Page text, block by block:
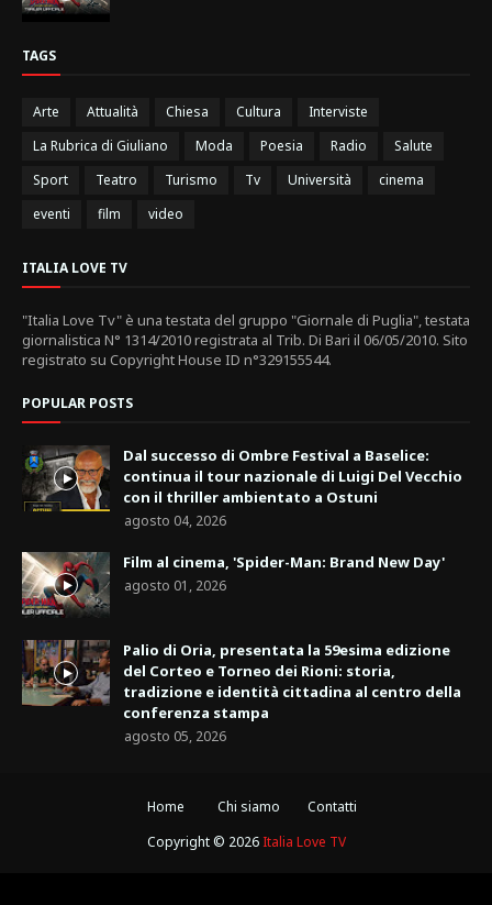
TAGS
Arte Attualità Chiesa Cultura
Interviste
La Rubrica di Giuliano
Moda Poesia Radio
Salute
Sport
Teatro Turismo Tv Università
cinema
eventi
film video
ITALIA LOVE TV
"Italia Love Tv" è una testata del gruppo "Giornale di Puglia", testata
giornalistica N° 1314/2010 registrata al Trib. Di Bari il 06/05/2010. Sito
registrato su Copyright House ID n°329155544.
POPULAR POSTS
Dal successo di Ombre Festival a Baselice:
continua il tour nazionale di Luigi Del Vecchio
con il thriller ambientato a Ostuni
agosto 04, 2026
Film al cinema, 'Spider-Man: Brand New Day'
agosto 01, 2026
Palio di Oria, presentata la 59esima edizione
del Corteo e Torneo dei Rioni: storia,
tradizione e identità cittadina al centro della
conferenza stampa
agosto 05, 2026
Home Chi siamo
Contatti
Copyright © 2026 Italia Love TV